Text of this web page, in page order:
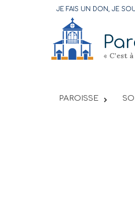
content
JE FAIS UN DON, JE
« C’est
PAROISSE